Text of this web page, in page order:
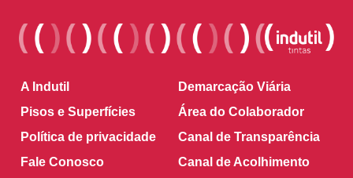
A Indutil
Demarcação Viária
Pisos e Superfícies
Área do Colaborador
Política de privacidade
Canal de Transparência
Fale Conosco
Canal de Acolhimento